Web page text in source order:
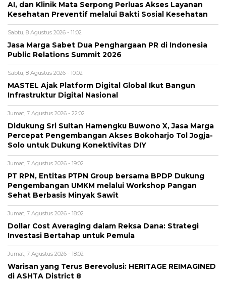
AI, dan Klinik Mata Serpong Perluas Akses Layanan
Kesehatan Preventif melalui Bakti Sosial Kesehatan
Sabtu, 8 Agustus 2026 - 11:02
Jasa Marga Sabet Dua Penghargaan PR di Indonesia
Public Relations Summit 2026
Sabtu, 8 Agustus 2026 - 10:02
MASTEL Ajak Platform Digital Global Ikut Bangun
Infrastruktur Digital Nasional
Jumat, 7 Agustus 2026 - 22:02
Didukung Sri Sultan Hamengku Buwono X, Jasa Marga
Percepat Pengembangan Akses Bokoharjo Tol Jogja-
Solo untuk Dukung Konektivitas DIY
Jumat, 7 Agustus 2026 - 19:02
PT RPN, Entitas PTPN Group bersama BPDP Dukung
Pengembangan UMKM melalui Workshop Pangan
Sehat Berbasis Minyak Sawit
Jumat, 7 Agustus 2026 - 18:02
Dollar Cost Averaging dalam Reksa Dana: Strategi
Investasi Bertahap untuk Pemula
Jumat, 7 Agustus 2026 - 18:02
Warisan yang Terus Berevolusi: HERITAGE REIMAGINED
di ASHTA District 8